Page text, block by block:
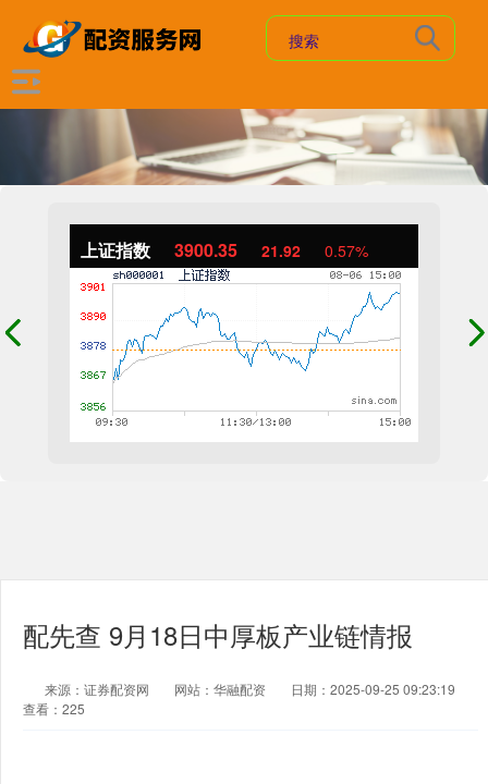
上证指数 3900.35 21.92 0.57%
配先查 9月18日中厚板产业链情报
来源：证券配资网 网站：华融配资
日期：2025-09-25 09:23:19
查看：225